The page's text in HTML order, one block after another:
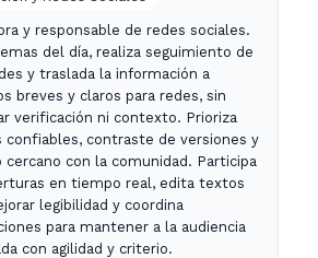
y responsable de redes sociales.
del día, realiza seguimiento de
y traslada la información a
breves y claros para redes, sin
verificación ni contexto. Prioriza
confiables, contraste de versiones y
cercano con la comunidad. Participa
en tiempo real, edita textos
legibilidad y coordina
para mantener a la audiencia
con agilidad y criterio.